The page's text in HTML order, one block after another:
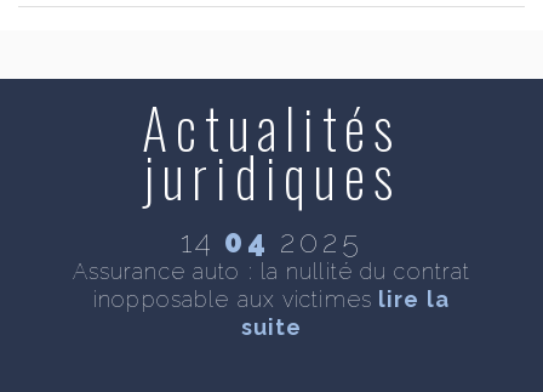
Actualités
juridiques
14 04 2025
Assurance auto : la nullité du contrat
inopposable aux victimes lire la
suite